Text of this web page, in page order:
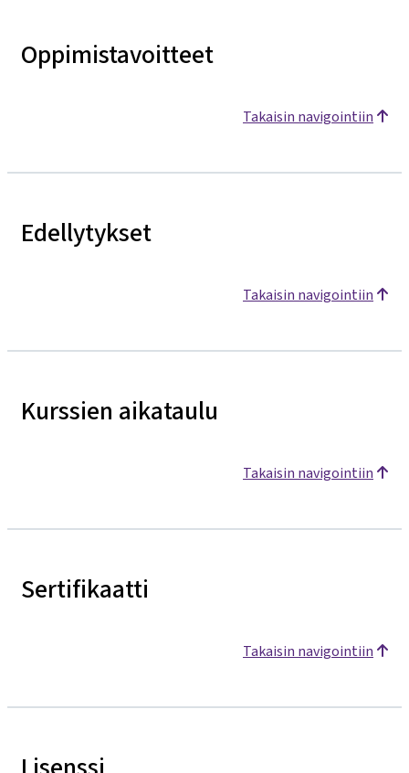
Oppimistavoitteet
Takaisin navigointiin
Edellytykset
Takaisin navigointiin
Kurssien aikataulu
Takaisin navigointiin
Sertifikaatti
Takaisin navigointiin